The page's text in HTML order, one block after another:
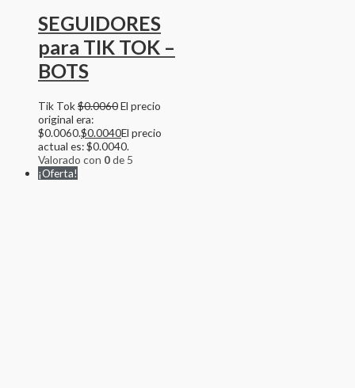
SEGUIDORES
para TIK TOK –
BOTS
Tik Tok$0.0060El precio
original era:
$0.0060.$0.0040El precio
actual es: $0.0040.
Valorado con 0de 5
¡Oferta!